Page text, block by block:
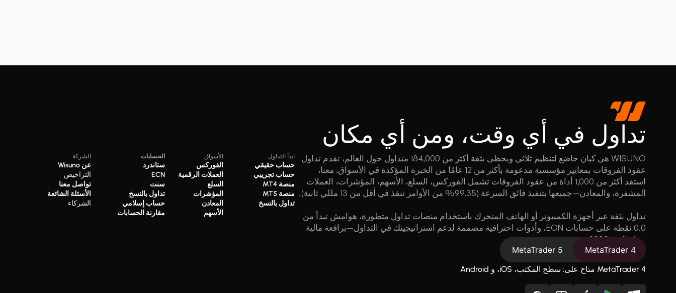
تداول في أي وقت، ومن أي مكان
WISUNO هي كيان خاضع لتنظيم ثلاثي ويحظى بثقة أكثر من 184,000 متداول حول العالم، تقدم تداول
عقود الفروقات بمعايير مؤسسية مدعومة بأكثر من 12 عامًا من الخبرة المؤكدة في الأسواق. معنا،
استفد أكثر من 1,000 أداة من عقود الفروقات تشمل الفوركس، السلع، الأسهم، المؤشرات، العملات
المشفرة، والمعادن—جميعها بتنفيذ فائق السرعة (99.35% من الأوامر تنفذ في أقل من 13 مللي ثانية).
تداول بثقة عبر أجهزة الكمبيوتر أو الهاتف المتحرك باستخدام منصات تداول متطورة، هوامش تبدأ من
0.0 نقطة على حسابات ECN، وأدوات احترافية مصممة لدعم استراتيجيتك في التداول—برافعة مالية
تصل إلى 2000:1.
ابدأ التداول
حساب حقيقي
حساب تجريبي
منصة MT4
منصة MT5
تداول بالنسخ
الأسواق
الفوركس
العملات الرقمية
السلع
المؤشرات
المعادن
الأسهم
الحسابات
ستاندرد
ECN
سنت
تداول بالنسخ
حساب إسلامي
مقارنة الحسابات
الشركة
عن Wisuno
التراخيص
تواصل معنا
الأسئلة الشائعة
الشركاء
MetaTrader 4
MetaTrader 5
MetaTrader 4 متاح على: سطح المكتب، iOS، و Android